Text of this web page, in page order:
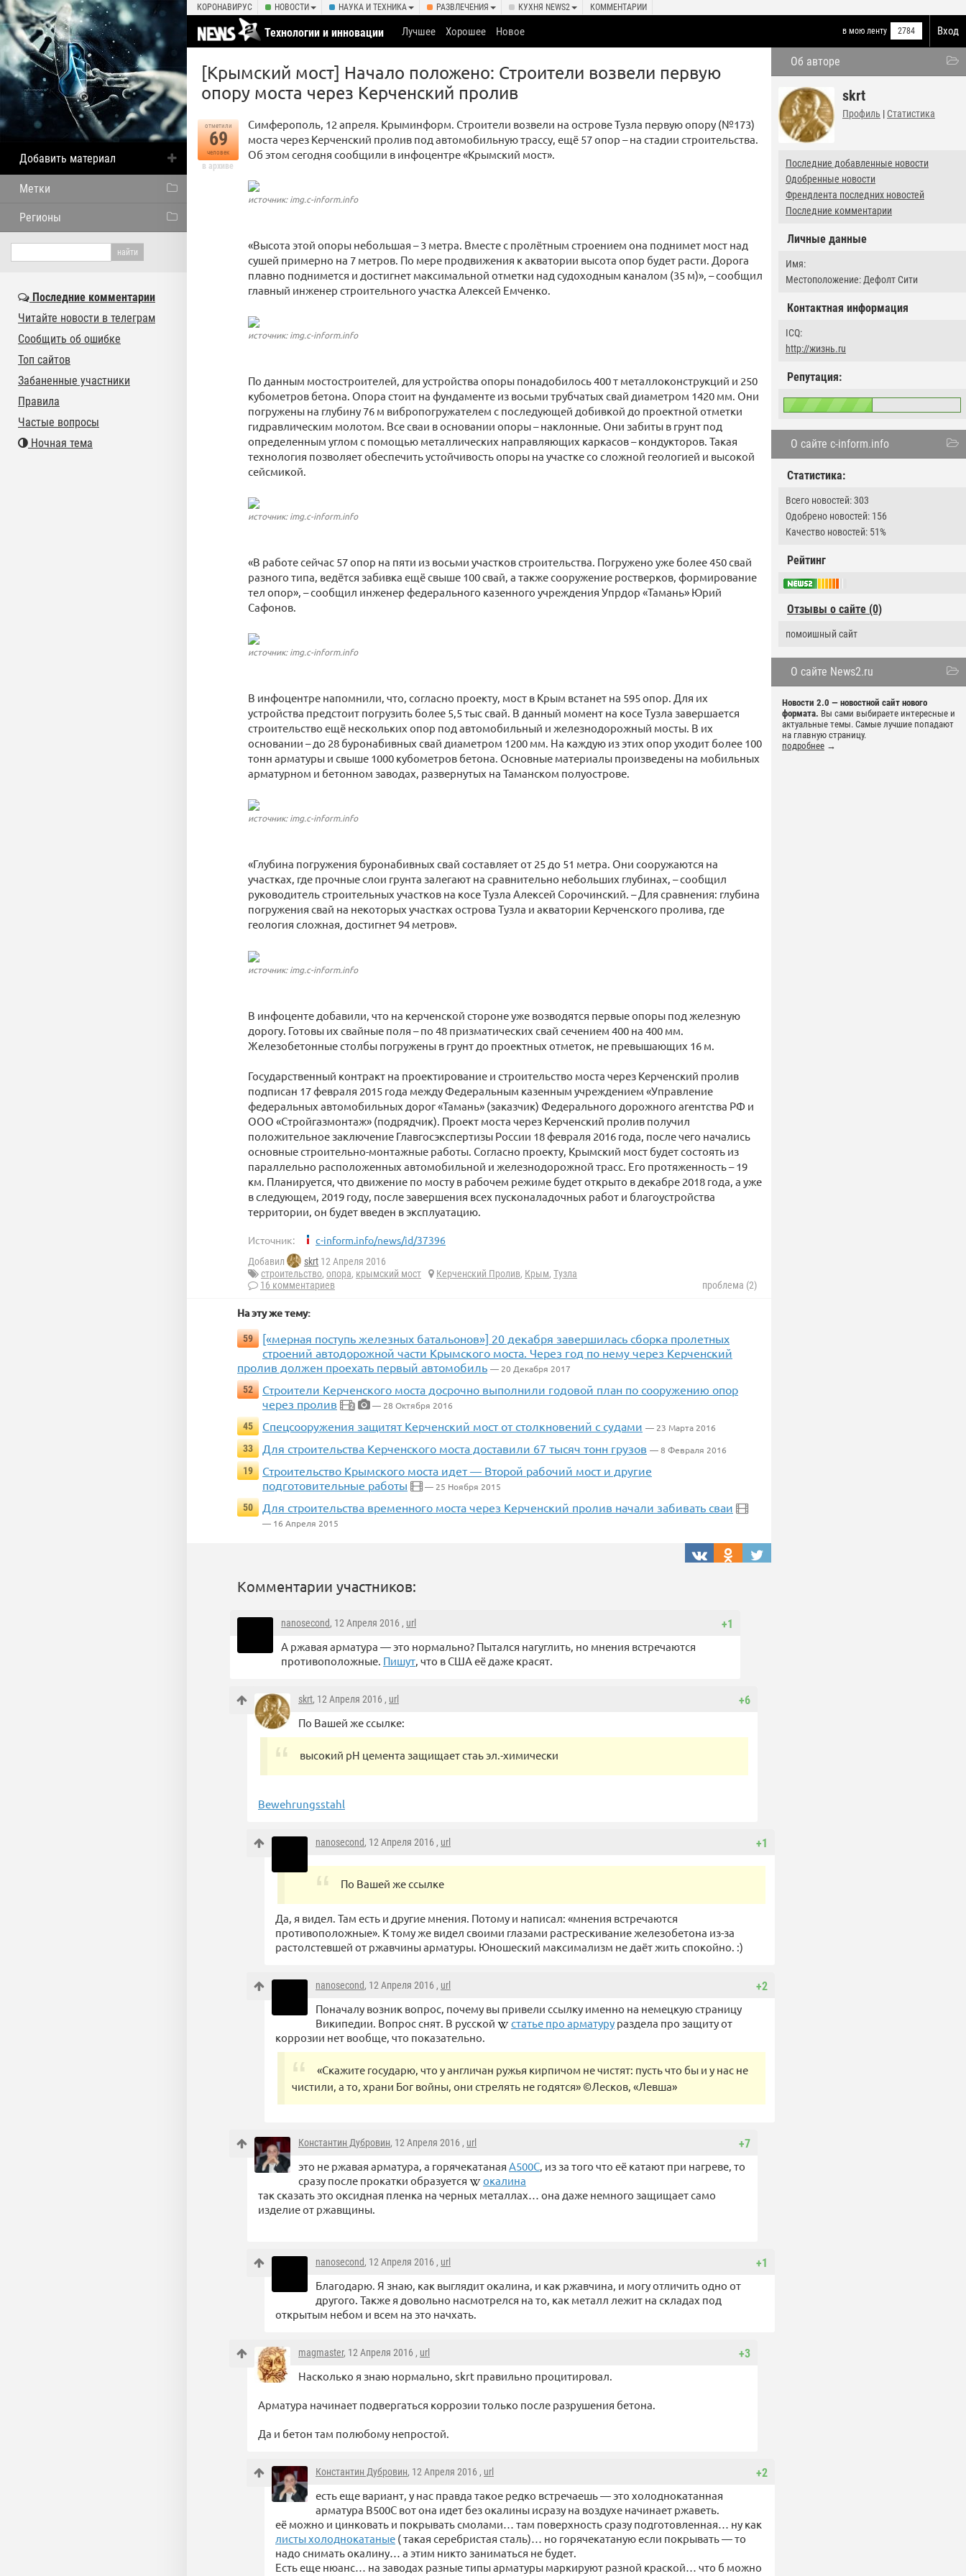
КОРОНАВИРУС НОВОСТИ НАУКА И ТЕХНИКА РАЗВЛЕЧЕНИЯ КУХНЯ NEWS2 КОММЕНТАРИИ
Вход
Технологии и инновации в мою ленту 2784
Лучшее Хорошее Новое
Об авторе
skrt
Профиль | Статистика
Последние добавленные новости
Одобренные новости
Френдлента последних новостей
Последние комментарии
Личные данные
Имя:
Местоположение: Дефолт Сити
Контактная информация
ICQ:
http://жизнь.ru
Репутация:
О сайте c-inform.info
Статистика:
Всего новостей: 303
Одобрено новостей: 156
Качество новостей: 51%
Рейтинг
Отзывы о сайте (0)
помоишный сайт
О сайте News2.ru
Новости 2.0 — новостной сайт нового
формата. Вы сами выбираете интересные и
актуальные темы. Самые лучшие попадают
на главную страницу.
подробнее →
[Крымский мост] Начало положено: Строители возвели первую
опору моста через Керченский пролив
отметили
69
человек
в архиве
Симферополь, 12 апреля. Крыминформ. Строители возвели на острове Тузла первую опору (№173)
моста через Керченский пролив под автомобильную трассу, ещё 57 опор – на стадии строительства.
Об этом сегодня сообщили в инфоцентре «Крымский мост».
источник: img.c-inform.info
«Высота этой опоры небольшая – 3 метра. Вместе с пролётным строением она поднимет мост над
сушей примерно на 7 метров. По мере продвижения к акватории высота опор будет расти. Дорога
плавно поднимется и достигнет максимальной отметки над судоходным каналом (35 м)», – сообщил
главный инженер строительного участка Алексей Емченко.
источник: img.c-inform.info
По данным мостостроителей, для устройства опоры понадобилось 400 т металлоконструкций и 250
кубометров бетона. Опора стоит на фундаменте из восьми трубчатых свай диаметром 1420 мм. Они
погружены на глубину 76 м вибропогружателем с последующей добивкой до проектной отметки
гидравлическим молотом. Все сваи в основании опоры – наклонные. Они забиты в грунт под
определенным углом с помощью металлических направляющих каркасов – кондукторов. Такая
технология позволяет обеспечить устойчивость опоры на участке со сложной геологией и высокой
сейсмикой.
источник: img.c-inform.info
«В работе сейчас 57 опор на пяти из восьми участков строительства. Погружено уже более 450 свай
разного типа, ведётся забивка ещё свыше 100 свай, а также сооружение ростверков, формирование
тел опор», – сообщил инженер федерального казенного учреждения Упрдор «Тамань» Юрий
Сафонов.
источник: img.c-inform.info
В инфоцентре напомнили, что, согласно проекту, мост в Крым встанет на 595 опор. Для их
устройства предстоит погрузить более 5,5 тыс свай. В данный момент на косе Тузла завершается
строительство ещё нескольких опор под автомобильный и железнодорожный мосты. В их
основании – до 28 буронабивных свай диаметром 1200 мм. На каждую из этих опор уходит более 100
тонн арматуры и свыше 1000 кубометров бетона. Основные материалы произведены на мобильных
арматурном и бетонном заводах, развернутых на Таманском полуострове.
источник: img.c-inform.info
«Глубина погружения буронабивных свай составляет от 25 до 51 метра. Они сооружаются на
участках, где прочные слои грунта залегают на сравнительно небольших глубинах, – сообщил
руководитель строительных участков на косе Тузла Алексей Сорочинский. – Для сравнения: глубина
погружения свай на некоторых участках острова Тузла и акватории Керченского пролива, где
геология сложная, достигнет 94 метров».
источник: img.c-inform.info
В инфоценте добавили, что на керченской стороне уже возводятся первые опоры под железную
дорогу. Готовы их свайные поля – по 48 призматических свай сечением 400 на 400 мм.
Железобетонные столбы погружены в грунт до проектных отметок, не превышающих 16 м.
Государственный контракт на проектирование и строительство моста через Керченский пролив
подписан 17 февраля 2015 года между Федеральным казенным учреждением «Управление
федеральных автомобильных дорог «Тамань» (заказчик) Федерального дорожного агентства РФ и
ООО «Стройгазмонтаж» (подрядчик). Проект моста через Керченский пролив получил
положительное заключение Главгосэкспертизы России 18 февраля 2016 года, после чего начались
основные строительно-монтажные работы. Согласно проекту, Крымский мост будет состоять из
параллельно расположенных автомобильной и железнодорожной трасс. Его протяженность – 19
км. Планируется, что движение по мосту в рабочем режиме будет открыто в декабре 2018 года, а уже
в следующем, 2019 году, после завершения всех пусконаладочных работ и благоустройства
территории, он будет введен в эксплуатацию.
Источник: c-inform.info/news/id/37396
Добавил skrt 12 Апреля 2016
строительство, опора, крымский мост Керченский Пролив, Крым, Тузла
16 комментариев
проблема (2)
На эту же тему:
59
[«мерная поступь железных батальонов»] 20 декабря завершилась сборка пролетных
строений автодорожной части Крымского моста. Через год по нему через Керченский
пролив должен проехать первый автомобиль — 20 Декабря 2017
52
Строители Керченского моста досрочно выполнили годовой план по сооружению опор
через пролив
2
— 28 Октября 2016
45
Спецсооружения защитят Керченский мост от столкновений с судами — 23 Марта 2016
33
Для строительства Керченского моста доставили 67 тысяч тонн грузов — 8 Февраля 2016
19
Строительство Крымского моста идет — Второй рабочий мост и другие
подготовительные работы
— 25 Ноября 2015
50
Для строительства временного моста через Керченский пролив начали забивать сваи
— 16 Апреля 2015
Комментарии участников:
+1
nanosecond, 12 Апреля 2016 , url
А ржавая арматура — это нормально? Пытался нагуглить, но мнения встречаются
противоположные. Пишут, что в США её даже красят.
+6
skrt, 12 Апреля 2016 , url
По Вашей же ссылке:
высокий pH цемента защищает стаь эл.-химически
Bewehrungsstahl
+1
nanosecond, 12 Апреля 2016 , url
По Вашей же ссылке
Да, я видел. Там есть и другие мнения. Потому и написал: «мнения встречаются
противоположные». К тому же видел своими глазами растрескивание железобетона из-за
растолстевшей от ржавчины арматуры. Юношеский максимализм не даёт жить спокойно. :)
+2
nanosecond, 12 Апреля 2016 , url
Поначалу возник вопрос, почему вы привели ссылку именно на немецкую страницу
Википедии. Вопрос снят. В русской
статье про арматуру раздела про защиту от
коррозии нет вообще, что показательно.
«Скажите государю, что у англичан ружья кирпичом не чистят: пусть что бы и у нас не
чистили, а то, храни Бог войны, они стрелять не годятся» ©Лесков, «Левша»
+7
Константин Дубровин, 12 Апреля 2016 , url
это не ржавая арматура, а горячекатаная А500С, из за того что её катают при нагреве, то
сразу после прокатки образуется
окалина
так сказать это оксидная пленка на черных металлах… она даже немного защищает само
изделие от ржавщины.
+1
nanosecond, 12 Апреля 2016 , url
Благодарю. Я знаю, как выглядит окалина, и как ржавчина, и могу отличить одно от
другого. Также я довольно насмотрелся на то, как металл лежит на складах под
открытым небом и всем на это начхать.
+3
magmaster, 12 Апреля 2016 , url
Насколько я знаю нормально, skrt правильно процитировал.
Арматура начинает подвергаться коррозии только после разрушения бетона.
Да и бетон там полюбому непростой.
+2
Константин Дубровин, 12 Апреля 2016 , url
есть еще вариант, у нас правда такое редко встречаешь — это холоднокатанная
арматура B500C вот она идет без окалины исразу на воздухе начинает ржаветь.
её можно и цинковать и покрывать смолами… там поверхность сразу подготовленная… ну как
листы холоднокатаные ( такая серебристая сталь)… но горячекатаную если покрывать — то
надо снимать окалину… а этим никто заниматься не будет.
Есть еще нюанс… на заводах разные типы арматуры маркируют разной краской… что б можно
Добавить материал
Метки
Регионы
Последние комментарии
Читайте новости в телеграм
Сообщить об ошибке
Топ сайтов
Забаненные участники
Правила
Частые вопросы
Ночная тема